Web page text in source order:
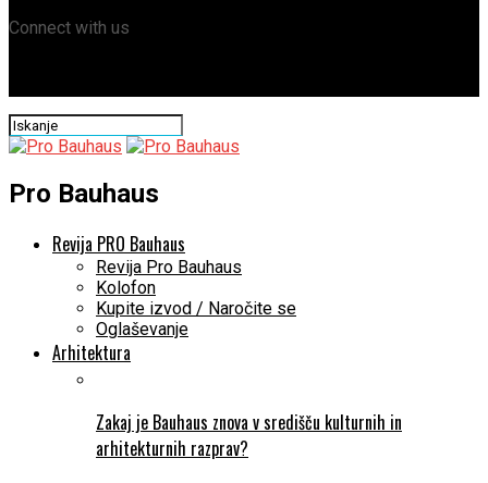
Connect with us
Pro Bauhaus
Revija PRO Bauhaus
Revija Pro Bauhaus
Kolofon
Kupite izvod / Naročite se
Oglaševanje
Arhitektura
Zakaj je Bauhaus znova v središču kulturnih in
arhitekturnih razprav?